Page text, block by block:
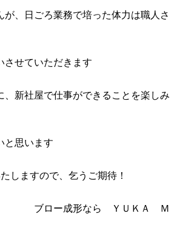
が、日ごろ業務で培った体力は職人さ
させていただきます
、新社屋で仕事ができることを楽しみ
と思います
しますので、乞うご期待！
なら ＹＵＫＡ Ｍ